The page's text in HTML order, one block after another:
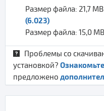
Размер файла: 21,7
(6.023)
Размер файла: 15,0
Проблемы со
установкой?
предложено